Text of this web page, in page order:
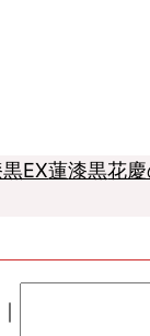
EX蓮漆黒花慶
｜